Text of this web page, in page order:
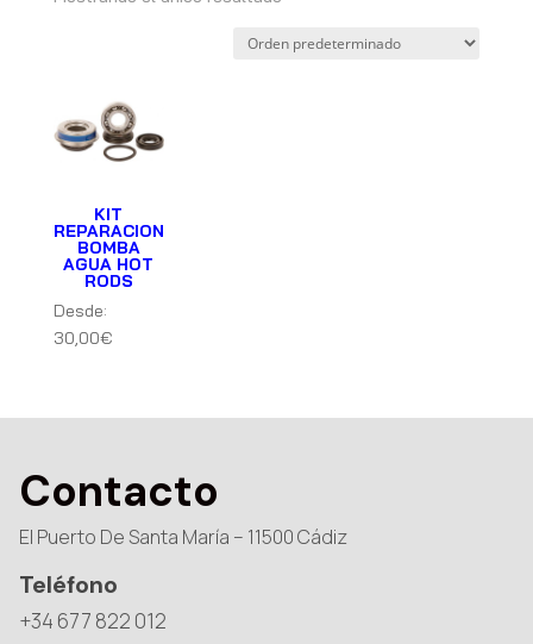
KIT
REPARACION
BOMBA
AGUA HOT
RODS
Desde:
30,00€
Contacto
El Puerto De Santa María – 11500 Cádiz
Teléfono
+34 677 822 012